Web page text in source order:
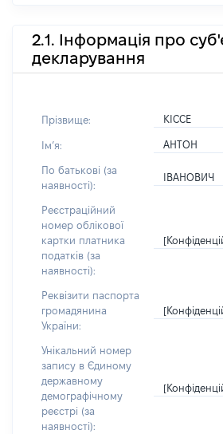
2.1. Інформація про
декларування
Прізвище: КІССЕ
Імʼя: АНТОН
По батькові (за
наявності):
ІВАНОВИЧ
Реєстраційний
номер облікової
картки платника
податків (за
наявності):
Реквізити паспорта
громадянина
України:
Унікальний номер
запису в Єдиному
державному
демографічному
реєстрі (за
наявності):